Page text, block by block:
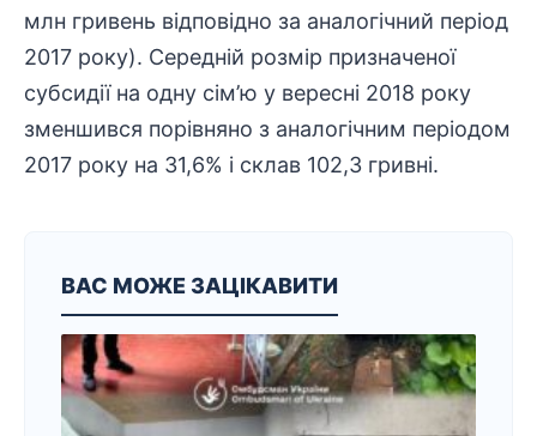
млн гривень відповідно за аналогічний період
2017 року). Середній розмір призначеної
субсидії на одну сім’ю у вересні 2018 року
зменшився порівняно з аналогічним періодом
2017 року на 31,6% і склав 102,3 гривні.
ВАС МОЖЕ ЗАЦІКАВИТИ